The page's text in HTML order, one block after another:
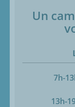
Un
7h-
13h-